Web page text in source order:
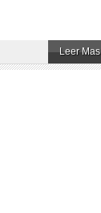
Leer Mas